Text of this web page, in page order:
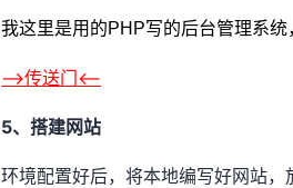
我这里是用的PHP写的后台管理系
-->传送门<--
5、搭建网站
环境配置好后，将本地编写好网站